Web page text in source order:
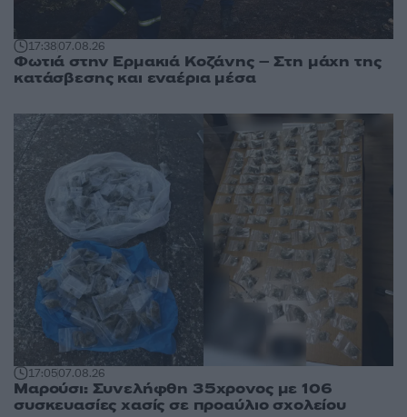
17:3807.08.26
Φωτιά στην Ερμακιά Κοζάνης – Στη μάχη της
κατάσβεσης και εναέρια μέσα
17:0507.08.26
Μαρούσι: Συνελήφθη 35χρονος με 106
συσκευασίες χασίς σε προαύλιο σχολείου